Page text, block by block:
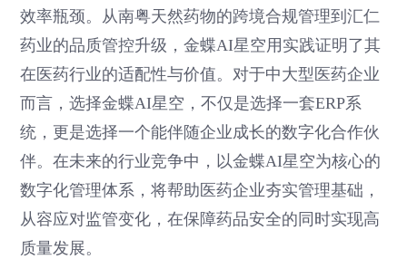
效率瓶颈。从南粤天然药物的跨境合规管理到汇仁
药业的品质管控升级，金蝶AI星空用实践证明了其
在医药行业的适配性与价值。对于中大型医药企业
而言，选择金蝶AI星空，不仅是选择一套ERP系
统，更是选择一个能伴随企业成长的数字化合作伙
伴。在未来的行业竞争中，以金蝶AI星空为核心的
数字化管理体系，将帮助医药企业夯实管理基础，
从容应对监管变化，在保障药品安全的同时实现高
质量发展。